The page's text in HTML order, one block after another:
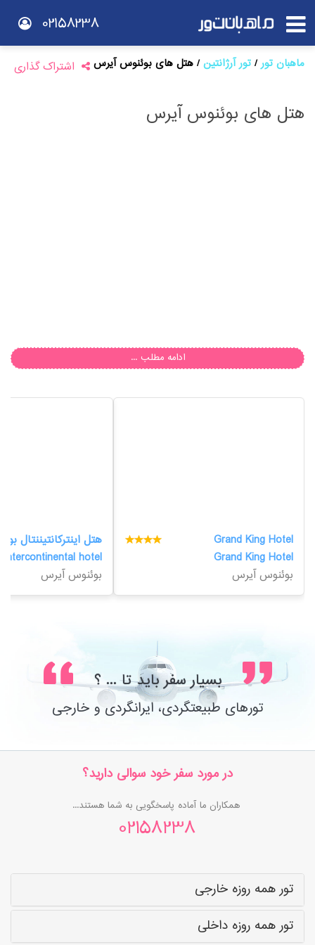
02158238
ماهبان تور تور آرژانتین هتل های بوئنوس آیرس
هتل های بوئنوس آیرس
اشتراک گذاری
ادامه مطلب ...
Grand King Hotel
Grand King Hotel
بوئنوس آیرس
هتل اینترکانتیننتال
intercontinental hotel
بوئنوس آیرس
بسیار سفر باید تا ... ؟
تورهای طبیعتگردی، ایرانگردی و خارجی
در مورد سفر خود سوالی دارید؟
همکاران ما آماده پاسخگویی به شما هستند...
02158238
تور همه روزه خارجی
تور همه روزه داخلی